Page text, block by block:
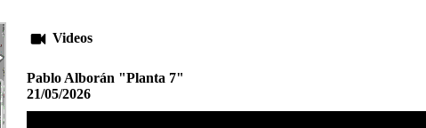
Videos
Pablo Alborán "Planta 7"
21/05/2026